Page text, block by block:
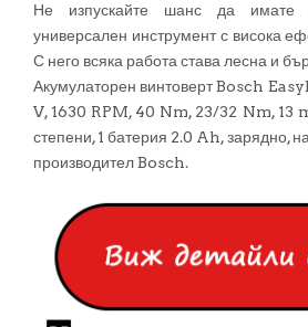
Не изпускайте шанс да
универсален инструмент с висока
С него всяка работа става лесна и
Акумулаторен винтоверт Bosch
V, 1630 RPM, 40 Nm, 23/32 Nm, 13
степени, 1 батерия 2.0 Ah, зарядно,
производител Bosch.